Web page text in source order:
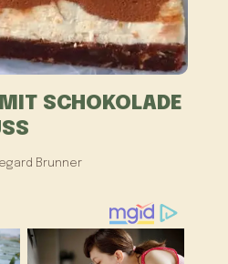
SCHOKOLADE
Brunner